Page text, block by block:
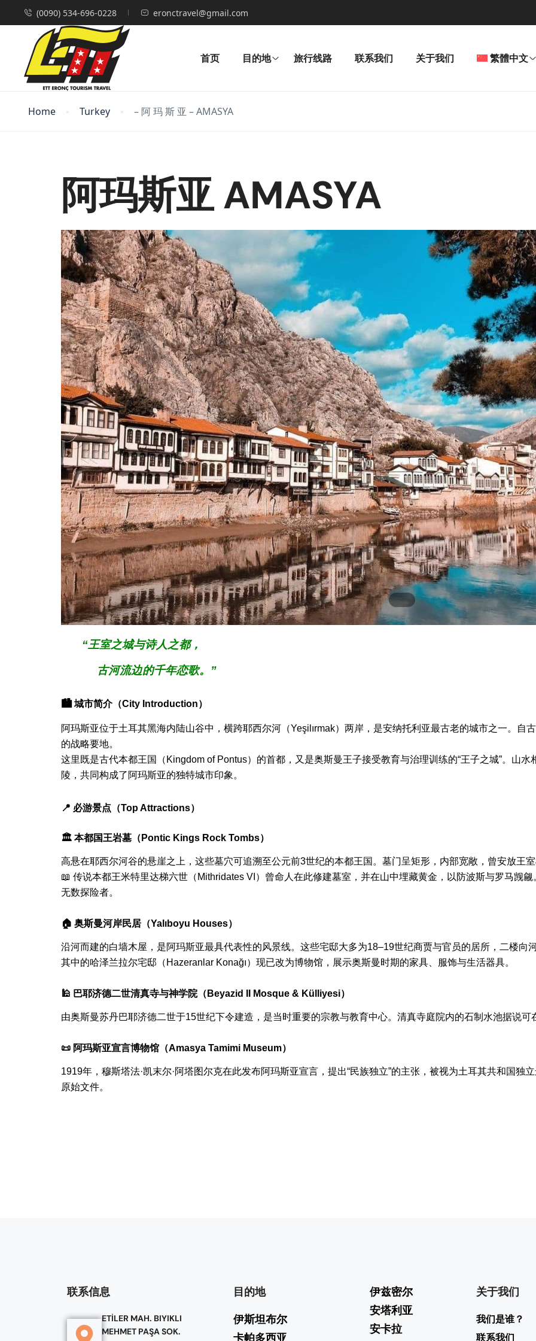
(0090) 534-696-0228 eronctravel@gmail.com
首页 目的地 旅行线路 联系我们 关于我们 繁體中文
Home Turkey – 阿 玛 斯 亚 – AMASYA
阿玛斯亚 AMASYA
“王室之城与诗人之都，
古河流边的千年恋歌。”
🏙 城市简介（City Introduction）
阿玛斯亚位于土耳其黑海内陆山谷中，横跨耶西尔河（Yeşilırmak）两岸，是安纳托利亚最古老的城市之一。自
的战略要地。
这里既是古代本都王国（Kingdom of Pontus）的首都，又是奥斯曼王子接受教育与治理训练的“王子之城”。山
陵，共同构成了阿玛斯亚的独特城市印象。
📍 必游景点（Top Attractions）
🏛 本都国王岩墓（Pontic Kings Rock Tombs）
高悬在耶西尔河谷的悬崖之上，这些墓穴可追溯至公元前3世纪的本都王国。墓门呈矩形，内部宽敞，曾安放王
📖 传说本都王米特里达梯六世（Mithridates VI）曾命人在此修建墓室，并在山中埋藏黄金，以防波斯与罗马觊
无数探险者。
🏠 奥斯曼河岸民居（Yalıboyu Houses）
沿河而建的白墙木屋，是阿玛斯亚最具代表性的风景线。这些宅邸大多为18–19世纪商贾与官员的居所，二楼向
其中的哈泽兰拉尔宅邸（Hazeranlar Konağı）现已改为博物馆，展示奥斯曼时期的家具、服饰与生活器具。
🕌 巴耶济德二世清真寺与神学院（Beyazid II Mosque & Külliyesi）
由奥斯曼苏丹巴耶济德二世于15世纪下令建造，是当时重要的宗教与教育中心。清真寺庭院内的石制水池据说可
📜 阿玛斯亚宣言博物馆（Amasya Tamimi Museum）
1919年，穆斯塔法·凯末尔·阿塔图尔克在此发布阿玛斯亚宣言，提出“民族独立”的主张，被视为土耳其共和国独
原始文件。
联系信息
ETİLER MAH. BIYIKLI
MEHMET PAŞA SOK.
目的地
伊斯坦布尔
卡帕多西亚
伊兹密尔
安塔利亚
安卡拉
关于我们
我们是谁？
联系我们